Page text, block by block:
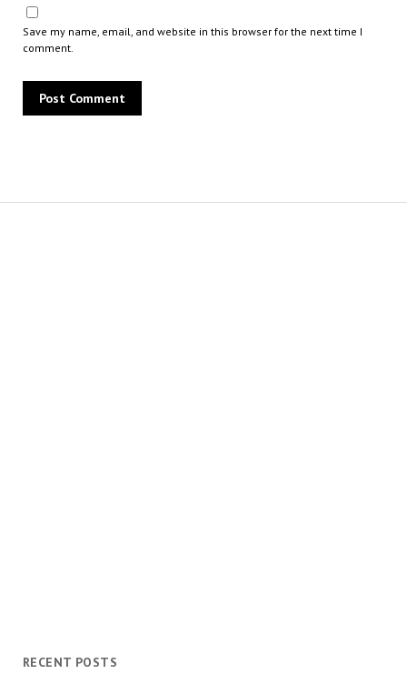
RECENT POSTS
Save my name, email, and website in this browser for the next time I
comment.